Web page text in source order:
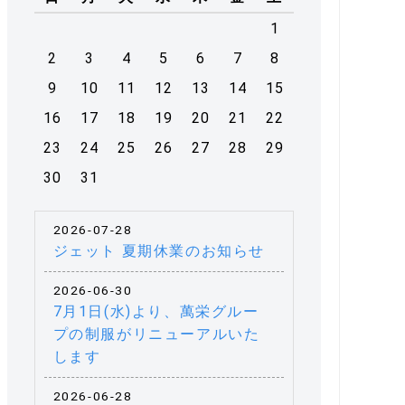
1
2
3 4 5 6 7
8
9
10 11 12 13 14
15
16
17 18 19 20 21
22
23
24 25 26 27 28
29
30
31
2026-07-28
ジェット 夏期休業のお知らせ
2026-06-30
7月1日(水)より、萬栄グルー
プの制服がリニューアルいた
します
2026-06-28